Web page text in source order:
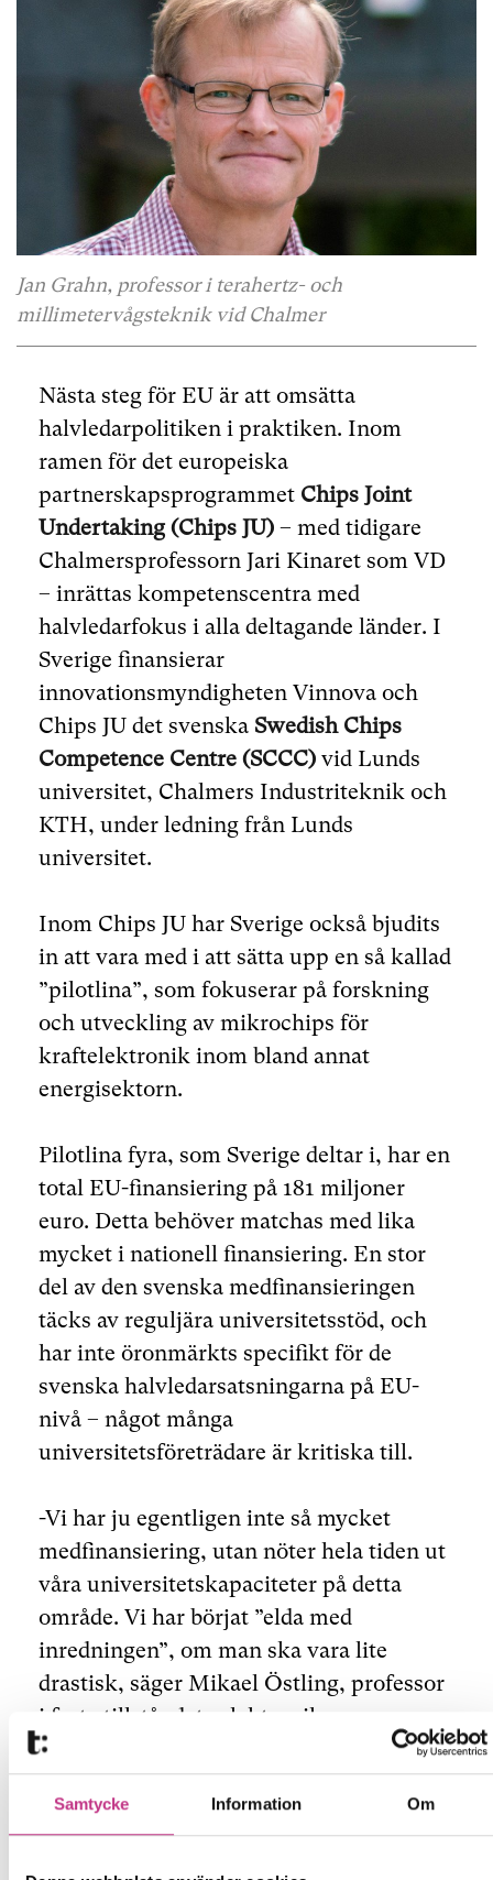
Samtycke Information Om
Jan Grahn, professor i terahertz- och
millimetervågsteknik vid Chalmer
Nästa steg för EU är att omsätta
halvledarpolitiken i praktiken. Inom
ramen för det europeiska
partnerskapsprogrammet Chips Joint
Undertaking (Chips JU) – med tidigare
Chalmersprofessorn Jari Kinaret som VD
– inrättas kompetenscentra med
halvledarfokus i alla deltagande länder. I
Sverige finansierar
innovationsmyndigheten Vinnova och
Chips JU det svenska Swedish Chips
Competence Centre (SCCC) vid Lunds
universitet, Chalmers Industriteknik och
KTH, under ledning från Lunds
universitet.
Inom Chips JU har Sverige också bjudits
in att vara med i att sätta upp en så kallad
”pilotlina”, som fokuserar på forskning
och utveckling av mikrochips för
kraftelektronik inom bland annat
energisektorn.
Pilotlina fyra, som Sverige deltar i, har en
total EU-finansiering på 181 miljoner
euro. Detta behöver matchas med lika
mycket i nationell finansiering. En stor
del av den svenska medfinansieringen
täcks av reguljära universitetsstöd, och
har inte öronmärkts specifikt för de
svenska halvledarsatsningarna på EU-
nivå – något många
universitetsföreträdare är kritiska till.
-Vi har ju egentligen inte så mycket
medfinansiering, utan nöter hela tiden ut
våra universitetskapaciteter på detta
område. Vi har börjat ”elda med
inredningen”, om man ska vara lite
drastisk, säger Mikael Östling, professor
i fasta tillståndets elektronik.
Östling menar därför att Sverige behöver
satsa minst 12,5 miljoner euro ytterligare